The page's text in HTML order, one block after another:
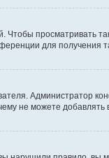
просматривать
для получения
Администратор
не можете